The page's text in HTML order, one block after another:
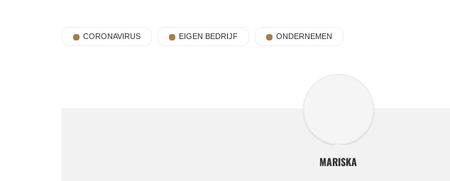
CORONAVIRUS EIGEN BEDRIJF ONDERNEMEN
MARISKA